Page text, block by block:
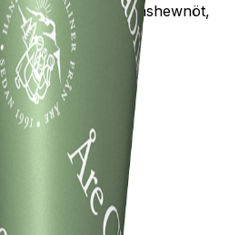
Mandel, Cashewnöt,
& Gluten.